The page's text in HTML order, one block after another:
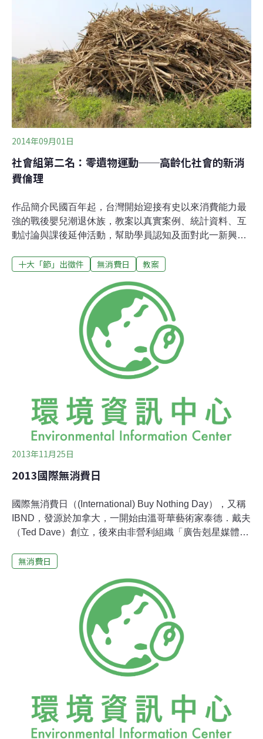
「無消費日」，扮成殭屍到賣場遊走，用空洞的眼神盯著
其他顧客，提醒他們「三思而後買」，或至少在仔細思考
後做更好的選擇。
2014年09月01日
社會組第二名：零遺物運動──高齡化社會的新消
費倫理
作品簡介民國百年起，台灣開始迎接有史以來消費能力最
強的戰後嬰兒潮退休族，教案以真實案例、統計資料、互
動討論與課後延伸活動，幫助學員認知及面對此一新興趨
歷程，同時亦減輕過度消費帶給地球環境的傷害。評審建
其他年齡族群作為上課對象，年輕子女亦可共同瞭解此議
題。閱賞．教案作品➤點此下載教案作品PDF檔本教案作
品出自「103年環境新聞及影片傳播專案工作計畫」，作
者同意採用創用CC「姓名標示─非商業性─相同方式分
享」 3.0 版台灣授權。意即，任何人得在遵守姓名標示、
非商業性用途、以相同方式分享的條件下，使用本作品。
十大「節」出徵件 無消費日 教案
2013年11月25日
2013國際無消費日
國際無消費日（(International) Buy Nothing Day），又稱
IBND，發源於加拿大，一開始由溫哥華藝術家泰德．戴夫
（Ted Dave）創立，後來由非營利組織「廣告剋星媒體基
月的感恩節及12月的聖誕節讓年底充滿假期和節慶氣息，
往引發一連串不理智的購物狂潮，從感恩節隔天的「黑色
星期五」（Black Friday）開始，連鎖量販店、商場都會
延長營業時間，消費者更是不惜大排長龍，為了撿便宜而
摩肩擦踵，甚至到了人踩人、爆發口角、衝突的地步，在
以下影片中可清楚看見宛如暴動般的場景：（影片來源：
Jack Thompson on YouTube）
無消費日